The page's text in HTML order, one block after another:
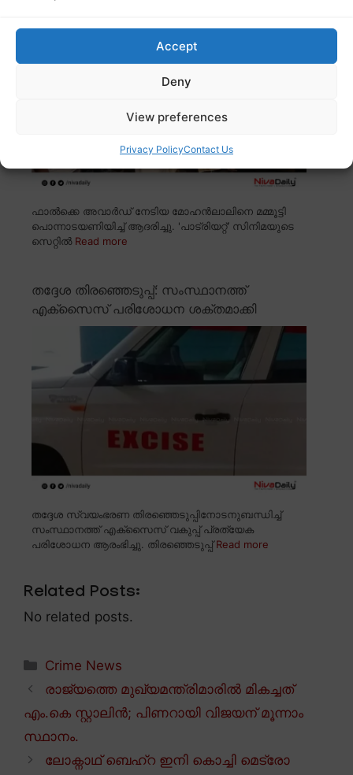
Accept
Deny
View preferences
Privacy PolicyContact Us
സ്നേഹപ്രകടനം
ഫാൽക്കെ അവാർഡ് നേടിയ മോഹൻലാലിനെ മമ്മൂട്ടി
പൊന്നാടയണിയിച്ച് ആദരിച്ചു. 'പാട്രിയറ്റ്' സിനിമയുടെ
സെറ്റിൽ Read more
തദ്ദേശ തിരഞ്ഞെടുപ്പ്: സംസ്ഥാനത്ത്
എക്സൈസ് പരിശോധന ശക്തമാക്കി
തദ്ദേശ സ്വയംഭരണ തിരഞ്ഞെടുപ്പിനോടനുബന്ധിച്ച്
സംസ്ഥാനത്ത് എക്സൈസ് വകുപ്പ് പ്രത്യേക
പരിശോധന ആരംഭിച്ചു. തിരഞ്ഞെടുപ്പ്Read more
Related Posts:
No related posts.
Categories
Crime News
രാജ്യത്തെ മുഖ്യമന്ത്രിമാരിൽ മികച്ചത്
എം.കെ സ്റ്റാലിൻ; പിണറായി വിജയന് മൂന്നാം
സ്ഥാനം.
ലോക്നാഥ് ബെഹ്റ ഇനി കൊച്ചി മെട്രോ